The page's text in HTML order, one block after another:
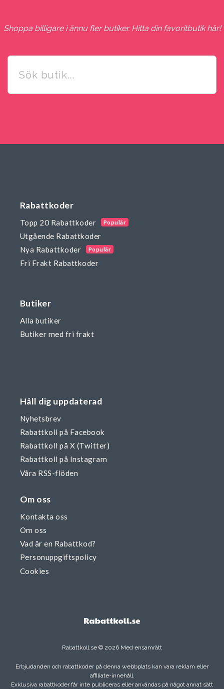
Shoppa billigare i ännu fler butiker. Hitta din favoritbutik här!
Rabattkoder
Topp 20 Rabattkoder Populär
Utgående Rabattkoder
Nya Rabattkoder
Populär
Fri Frakt Rabattkoder
Butiker
Alla butiker
Butiker med fri frakt
Håll dig uppdaterad
Nyhetsbrev
Rabattkoll på Facebook
Rabattkoll på X (Twitter)
Rabattkoll på Instagram
Våra RSS-flöden
Om oss
Kontakta oss
Om oss
Vad är en Rabattkod?
Personuppgiftspolicy
Cookies
Rabattkoll.se © 2026 Med ensamrätt
Erbjudanden och rabattkoder på denna webbplats kan vara reklam eller
affiliate-innehåll.
Exklusiva rabattkoder får inte publiceras eller användas på något annat sätt